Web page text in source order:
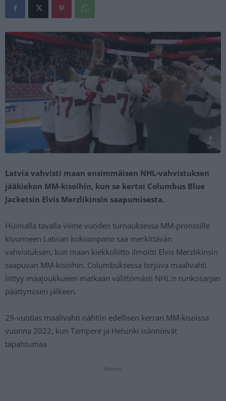
Latvia vahvisti maan ensimmäisen NHL-vahvistuksen
jääkiekon MM-kisoihin, kun se kertoi Columbus Blue
Jacketsin Elvis Merzlikinsin saapumisesta.
Huimalla tavalla viime vuoden turnauksessa MM-pronssille
kivunneen Latvian kokoonpano saa merkittävän
vahvistuksen, kun maan kiekkoliitto ilmoitti Elvis Merzlikinsin
saapuvan MM-kisoihin. Columbuksessa torjuva maalivahti
liittyy maajoukkueen matkaan välittömästi NHL:n runkosarjan
päättymisen jälkeen.
29-vuotias maalivahti nähtiin edellisen kerran MM-kisoissa
vuonna 2022, kun Tampere ja Helsinki isännöivät
tapahtumaa.
Mainos: